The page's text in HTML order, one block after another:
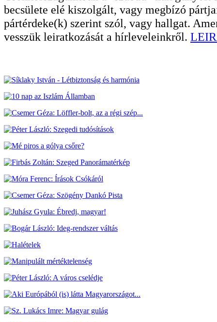
becsülete elé kiszolgált, vagy megbízó
pártérdeke(k) szerint szól, vagy hallgat.
vesszük leiratkozását a hírleveleinkről.